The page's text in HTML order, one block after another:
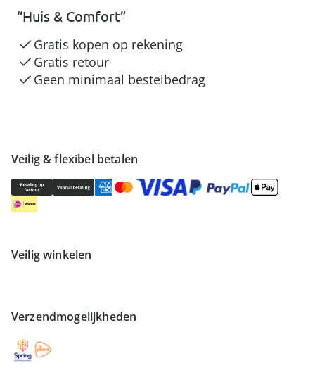
Veilig & flexibel betalen
Veilig winkelen
Verzendmogelijkheden
“Huis & Comfort”
Gratis kopen op rekening
Gratis retour
Geen minimaal bestelbedrag